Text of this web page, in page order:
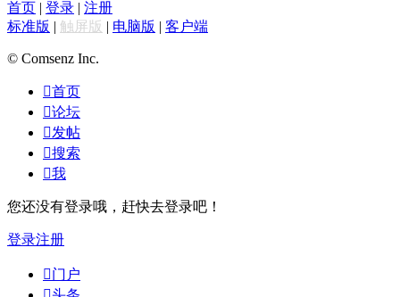
首页 | 登录 | 注册
标准版 | 触屏版 | 电脑版 | 客户端
© Comsenz Inc.
首页
论坛
发帖
搜索
我
您还没有登录哦，赶快去登录吧！
登录注册
门户